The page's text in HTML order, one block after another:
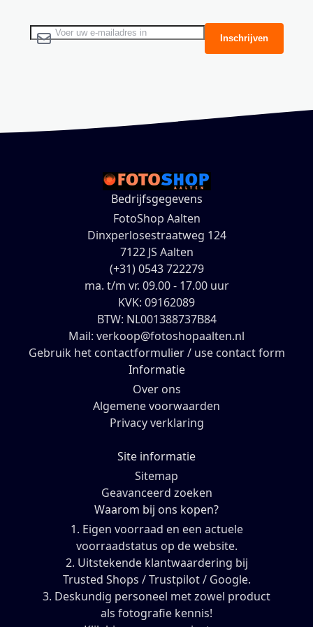
Abonneer u op onze nieuwsbrief Inschrijven
Bedrijfsgegevens
FotoShop Aalten
Dinxperlosestraatweg 124
7122 JS Aalten
(+31) 0543 722279
ma. t/m vr. 09.00 - 17.00 uur
KVK: 09162089
BTW: NL001388737B84
Mail: verkoop@fotoshopaalten.nl
Gebruik het contactformulier / use contact form
Informatie
Over ons
Algemene voorwaarden
Privacy verklaring
Site informatie
Sitemap
Geavanceerd zoeken
Waarom bij ons kopen?
1. Eigen voorraad en een actuele
voorraadstatus op de website.
2. Uitstekende klantwaardering bij
Trusted Shops / Trustpilot / Google.
3. Deskundig personeel met zowel product
als fotografie kennis!